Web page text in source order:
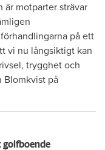
är motparter strävar
på ett
vi nu långsiktigt kan
trygghet och
Blomkvist på
golfboende